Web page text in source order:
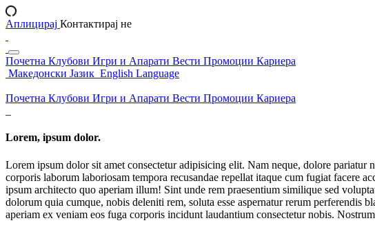
Аплицирај Контактирај не
Почетна Клубови Игри и Апарати Вести Промоции Кариера
Македонски Јазик English Language
Почетна Клубови Игри и Апарати Вести Промоции Кариера
Lorem, ipsum dolor.
Lorem ipsum dolor sit amet consectetur adipisicing elit. Nam neque, dolore pariatur
corporis laborum laboriosam tempora recusandae repellat itaque cum fugiat facere
ipsum architecto quo aperiam illum! Sint unde rem praesentium similique sed
dolorum quia cumque, nobis deleniti rem, soluta esse aspernatur rerum
aperiam ex veniam eos fuga corporis incidunt laudantium consectetur nobis.